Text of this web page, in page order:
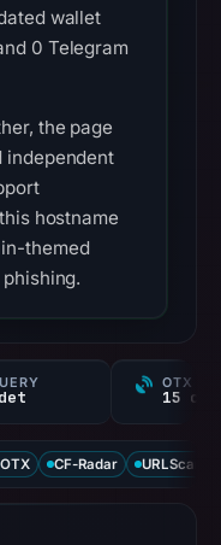
wallet
0 Telegram
the page
independent
hostname
themed
OTX
OTX CF-Radar URLScan